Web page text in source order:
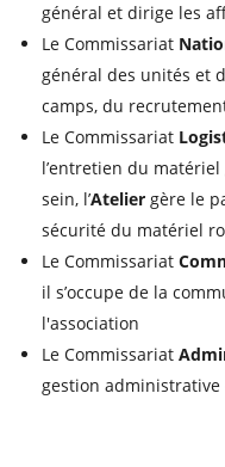
général et dirige les
Le Commissariat
général des unités et
camps, du
Le Commissariat
l’entretien du
sein, l’Atelier gère le
sécurité du matériel
Le Commissariat
il s’occupe de la
l'association
Le Commissariat
gestion